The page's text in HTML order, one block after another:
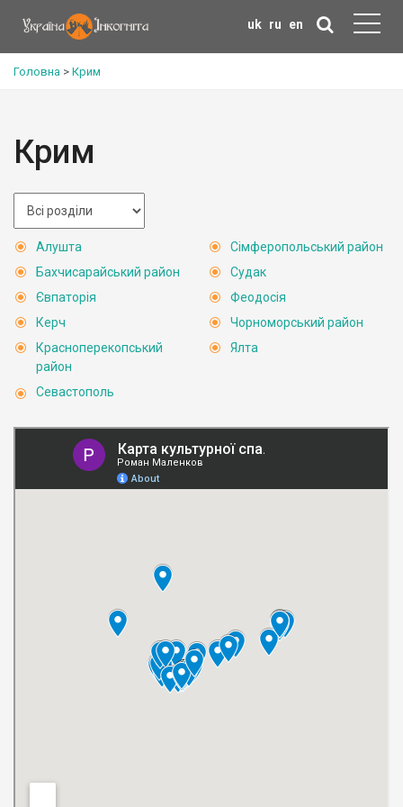
uk ru en
Головна > Крим
Крим
Алушта
Бахчисарайський район
Євпаторія
Керч
Красноперекопський
район
Севастополь
Сімферопольський район
Судак
Феодосія
Чорноморський район
Ялта